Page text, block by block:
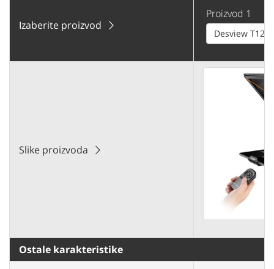
Izaberite proizvod
Proizvod 1
Desview
Slike proizvoda
Ostale karakteristike